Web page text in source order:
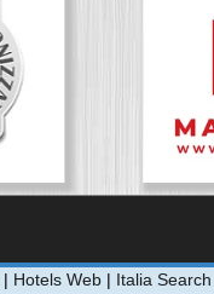
| Hotels Web | Italia Search